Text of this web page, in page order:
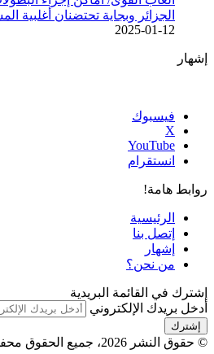
الجزائر وبجاية تحتضنان أغلبية
2025-01-12
إشهار
فيسبوك
‫X
‫YouTube
انستقرام
روابط هامة!
الرئيسية
إتصل بنا
إشهار
من نحن؟
إشترك في القائمة البريدية
أدخل بريدك الإلكتروني
© حقوق النشر 2026، جميع الحقوق محفوظة |